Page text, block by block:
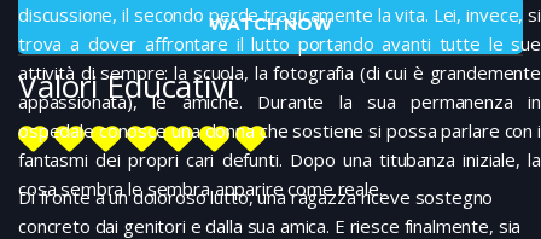
WATCH NOW
discussione, il secondo perde tragicamente la vita. Lei, invece, si
trova a dover affrontare il lutto portando avanti tutte le sue
attività di sempre: la scuola, la fotografia (di cui è grandemente
appassionata), le amiche. Durante la sua permanenza in
ospedale conosce una donna che sostiene si possa parlare con i
fantasmi dei propri cari defunti. Dopo una titubanza iniziale, la
cosa sembra le sembra apparire come reale.
Valori Educativi
Di fronte a un doloroso lutto, una ragazza riceve sostegno
concreto dai genitori e dalla sua amica. E riesce finalmente, sia